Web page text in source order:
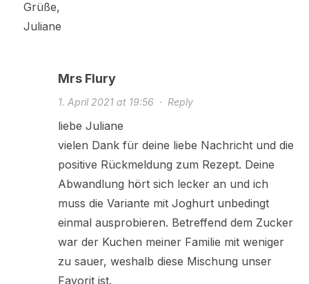
Grüße,
Juliane
Mrs Flury
1. April 2021 at 19:56· Reply
liebe Juliane
vielen Dank für deine liebe Nachricht und die
positive Rückmeldung zum Rezept. Deine
Abwandlung hört sich lecker an und ich
muss die Variante mit Joghurt unbedingt
einmal ausprobieren. Betreffend dem Zucker
war der Kuchen meiner Familie mit weniger
zu sauer, weshalb diese Mischung unser
Favorit ist.